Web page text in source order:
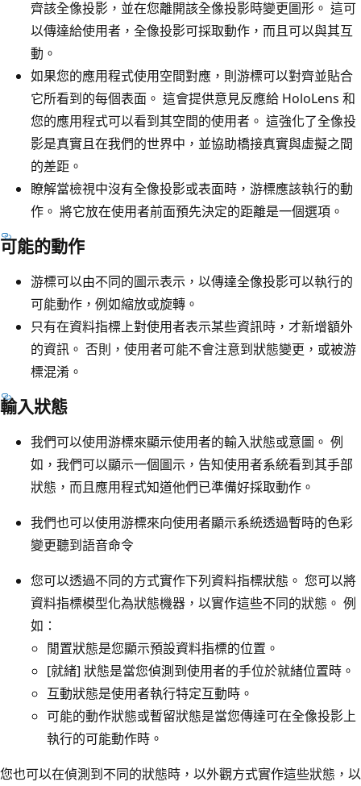
齊該全像投影，並在您離開該全像投影時變更圖形。 這可
以傳達給使用者，全像投影可採取動作，而且可以與其互
動。
如果您的應用程式使用空間對應，則游標可以對齊並貼合
它所看到的每個表面。 這會提供意見反應給 HoloLens 和
您的應用程式可以看到其空間的使用者。 這強化了全像投
影是真實且在我們的世界中，並協助橋接真實與虛擬之間
的差距。
瞭解當檢視中沒有全像投影或表面時，游標應該執行的動
作。 將它放在使用者前面預先決定的距離是一個選項。
可能的動作
游標可以由不同的圖示表示，以傳達全像投影可以執行的
可能動作，例如縮放或旋轉。
只有在資料指標上對使用者表示某些資訊時，才新增額外
的資訊。 否則，使用者可能不會注意到狀態變更，或被游
標混淆。
輸入狀態
我們可以使用游標來顯示使用者的輸入狀態或意圖。 例
如，我們可以顯示一個圖示，告知使用者系統看到其手部
狀態，而且應用程式知道他們已準備好採取動作。
我們也可以使用游標來向使用者顯示系統透過暫時的色彩
變更聽到語音命令
您可以透過不同的方式實作下列資料指標狀態。 您可以將
資料指標模型化為狀態機器，以實作這些不同的狀態。 例
如：
閒置狀態是您顯示預設資料指標的位置。
[就緒] 狀態是當您偵測到使用者的手位於就緒位置時。
互動狀態是使用者執行特定互動時。
可能的動作狀態或暫留狀態是當您傳達可在全像投影上
執行的可能動作時。
您也可以在偵測到不同的狀態時，以外觀方式實作這些狀態，以